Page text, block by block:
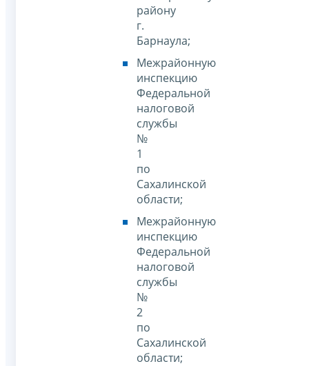
району
г.
Барнаула;
Межрайонную
инспекцию
Федеральной
налоговой
службы
№
1
по
Сахалинской
области;
Межрайонную
инспекцию
Федеральной
налоговой
службы
№
2
по
Сахалинской
области;